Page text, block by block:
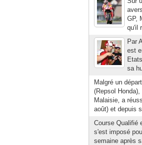
GP,
qu'il
Par
est
sa
Malgré un
(Repsol
Malaisie, a
août) et depuis
Course Qualifié
s'est imposé
semaine après